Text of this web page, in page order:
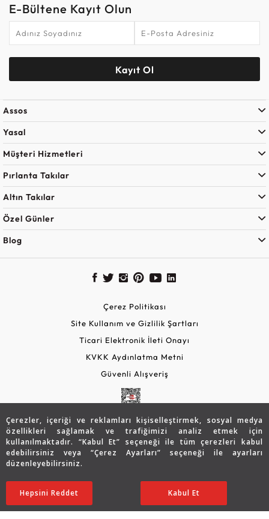
Çerezler, içeriği ve reklamları kişiselleştirmek, sosyal medya
özellikleri sağlamak ve trafiğimizi analiz etmek için
kullanılmaktadır. “Kabul Et” seçeneği ile tüm çerezleri kabul
edebilirsiniz veya “Çerez Ayarları” seçeneği ile ayarları
düzenleyebilirsiniz.
Ayarları Düzenle
Hepsini Reddet Kabul Et
29.888 TL
20.908TL SATIN ALIN
E-Bültene Kayıt Olun
Kayıt Ol
Assos
Yasal
Müşteri Hizmetleri
Pırlanta Takılar
Altın Takılar
Özel Günler
Blog
Çerez Politikası
Site Kullanım ve Gizlilik Şartları
Ticari Elektronik İleti Onayı
KVKK Aydınlatma Metni
Güvenli Alışveriş
Copyright © 2026 Assos Pırlanta - Bu sitenin tüm hakları